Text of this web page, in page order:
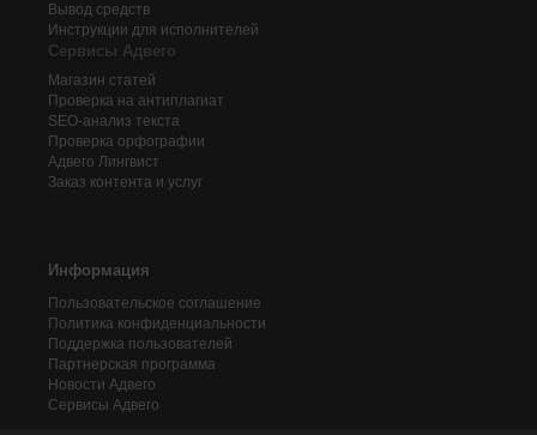
Вывод средств
Инструкции для исполнителей
Сервисы Адвего
Магазин статей
Проверка на антиплагиат
SEO-анализ текста
Проверка орфографии
Адвего Лингвист
Заказ контента и услуг
Информация
Пользовательское соглашение
Политика конфиденциальности
Поддержка пользователей
Партнерская программа
Новости Адвего
Сервисы Адвего